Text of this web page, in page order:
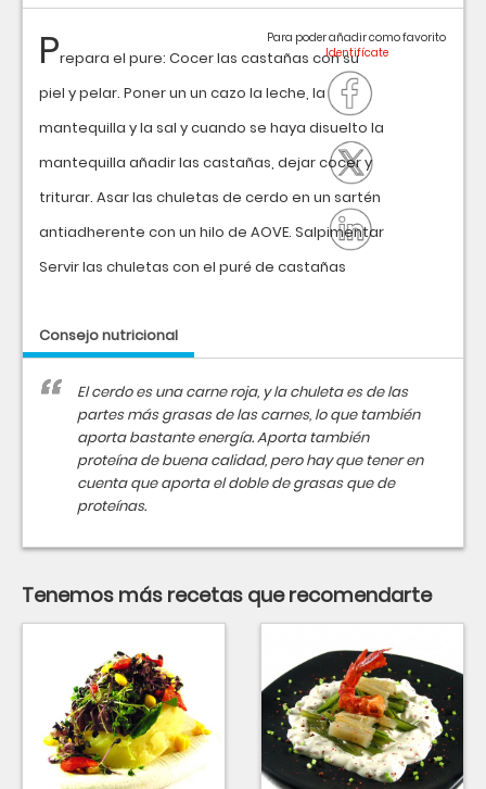
Prepara el pure: Cocer las castañas con su
piel y pelar. Poner un un cazo la leche, la
mantequilla y la sal y cuando se haya disuelto la
mantequilla añadir las castañas, dejar cocer y
triturar. Asar las chuletas de cerdo en un sartén
antiadherente con un hilo de AOVE. Salpimentar
Servir las chuletas con el puré de castañas
Consejo nutricional
El cerdo es una carne roja, y la chuleta es de las
partes más grasas de las carnes, lo que también
aporta bastante energía. Aporta también
proteína de buena calidad, pero hay que tener en
cuenta que aporta el doble de grasas que de
proteínas.
Para poder añadir como favorito
Tenemos más recetas que recomendarte